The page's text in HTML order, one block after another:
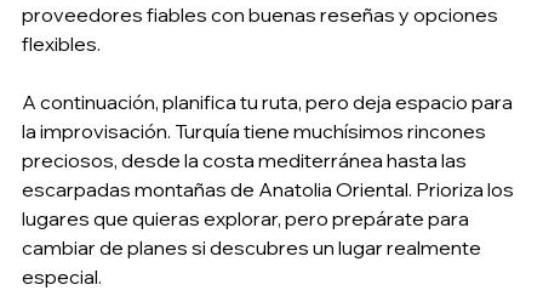
proveedores fiables con buenas reseñas y opciones
flexibles.
A continuación, planifica tu ruta, pero deja espacio para
la improvisación. Turquía tiene muchísimos rincones
preciosos, desde la costa mediterránea hasta las
escarpadas montañas de Anatolia Oriental. Prioriza los
lugares que quieras explorar, pero prepárate para
cambiar de planes si descubres un lugar realmente
especial.